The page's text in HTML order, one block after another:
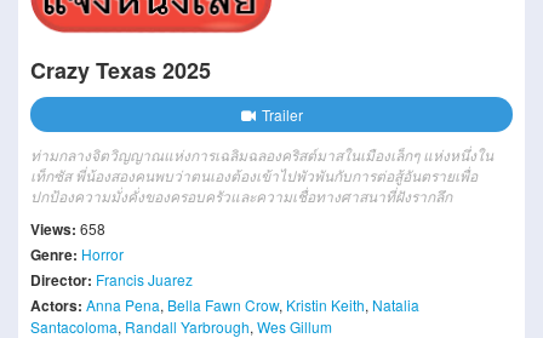
Crazy Texas 2025
Trailer
ท่ามกลางจิตวิญญาณแห่งการเฉลิมฉลองคริสต์มาสในเมืองเล็กๆ แห่งหนึ่งใน
เท็กซัส พี่น้องสองคนพบว่าตนเองต้องเข้าไปพัวพันกับการต่อสู้อันตรายเพื่อ
ปกป้องความมั่งคั่งของครอบครัวและความเชื่อทางศาสนาที่ฝังรากลึก
Views: 658
Genre: Horror
Director: Francis Juarez
Actors: Anna Pena, Bella Fawn Crow, Kristin Keith, Natalia
Santacoloma, Randall Yarbrough, Wes Gillum